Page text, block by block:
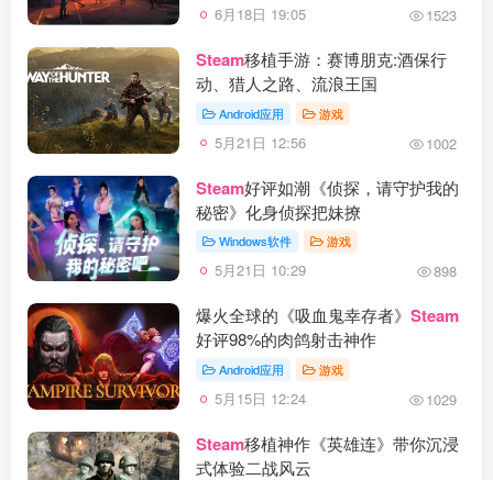
6月18日 19:05 1523
Steam移植手游：赛博朋克:酒保行
动、猎人之路、流浪王国
Android应用 游戏
5月21日 12:56 1002
Steam好评如潮《侦探，请守护我的
秘密》化身侦探把妹撩
Windows软件 游戏
5月21日 10:29 898
爆火全球的《吸血鬼幸存者》 Steam
好评98%的肉鸽射击神作
Android应用 游戏
5月15日 12:24 1029
Steam移植神作《英雄连》带你沉浸
式体验二战风云